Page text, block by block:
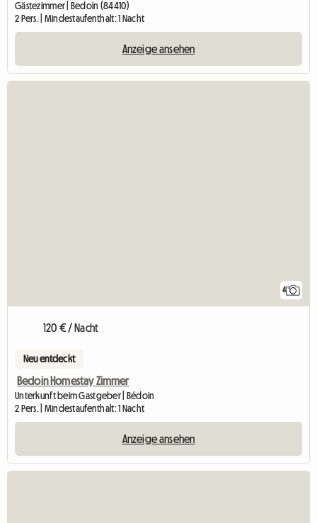
Gästezimmer | Bedoin (84410)
2 Pers. | Mindestaufenthalt: 1 Nacht
Anzeige ansehen
4
120 € / Nacht
Neu entdeckt
Bedoin Homestay Zimmer
Unterkunft beim Gastgeber | Bédoin
2 Pers. | Mindestaufenthalt: 1 Nacht
Anzeige ansehen